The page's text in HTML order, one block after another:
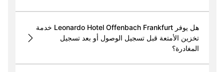
هل يوفر Leonardo Hotel Offenbach Frankfurt خدمة
تخزين الأمتعة قبل تسجيل الوصول أو بعد تسجيل
المغادرة؟